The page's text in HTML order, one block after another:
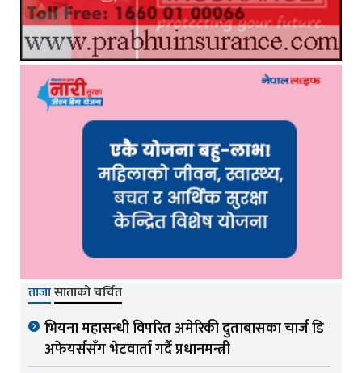
ताजासाताको चर्चित
भियना महासन्धी विपरित अमेरिकी दुताबासका चार्ज डि
अफेयर्ससँग भेटवार्ता गर्दै प्रधानमन्त्री